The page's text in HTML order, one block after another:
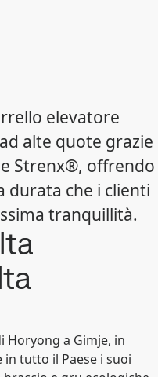
elevatore
alte quote grazie
Strenx®, offrendo
durata che i clienti
tranquillità.
Horyong a Gimje, in
in tutto il Paese i suoi